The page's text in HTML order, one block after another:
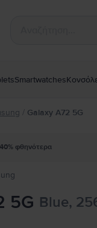
Smartwatches
/ Galaxy A72 5G
φθηνότερα
5G Blue,